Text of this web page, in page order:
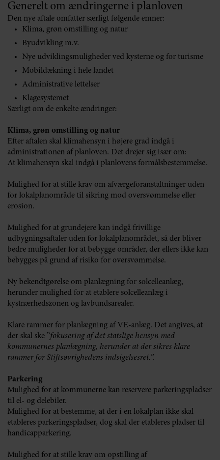
Generelt om ændringerne i planloven
Den nye aftale omfatter særligt følgende emner:
Klima, grøn omstilling og natur
Byudvikling m.v.
Nye udviklingsmuligheder ved kysterne og for turisme
Mobildækning i hele landet
Administrative lettelser
Klagesystemet
Særligt om de enkelte ændringer:
Klima, grøn omstilling og natur
Efter aftalen skal klimahensyn i højere grad indgå i
administrationen af planloven. Det drejer sig især om:
At klimahensyn skal indgå i planlovens formålsbestemmelse.
Mulighed for at stille krav om afværgeforanstaltninger uden
for lokalplanområde til sikring mod oversvømmelse eller
erosion.
Mulighed for at grundejere kan indgå frivillige
udbygningsaftaler uden for lokalplanområdet, så der bliver
bedre muligheder for at bebygge områder, der ellers ikke kan
bebygges på grund af risiko for oversvømmelse.
Ny bekendtgørelse om planlægning for solcelleanlæg,
herunder mulighed for at etablere solcelleanlæg i
kystnærhedszonen og lavbundsarealer.
Klare rammer for planlægning af VE-anlæg. Det angives, at
der skal ske ”fokusering af det statslige hensyn med
kommunernes planlægning, herunder at der sikres klare
rammer for Stiftsøvrighedens indsigelsesret.”.
Parkering
Mulighed for at kommunerne kan reservere parkeringspladser
til el- og delebiler.
Mulighed for at bestemme, at der i en lokalplan ikke skal
etableres parkeringspladser, dog skal der etableres pladser til
handicapparkering.
Mulighed for at stille krav om opstilling af